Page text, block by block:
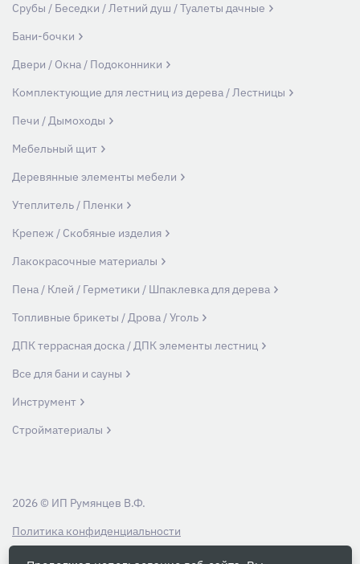
Срубы / Беседки / Летний душ / Туалеты дачные
Бани-бочки
Двери / Окна / Подоконники
Комплектующие для лестниц из дерева / Лестницы
Печи / Дымоходы
Мебельный щит
Деревянные элементы мебели
Утеплитель / Пленки
Крепеж / Скобяные изделия
Лакокрасочные материалы
Пена / Клей / Герметики / Шпаклевка для дерева
Топливные брикеты / Дрова / Уголь
ДПК террасная доска / ДПК элементы лестниц
Все для бани и сауны
Инструмент
Стройматериалы
Политика конфиденциальности
2026 © ИП Румянцев В.Ф.